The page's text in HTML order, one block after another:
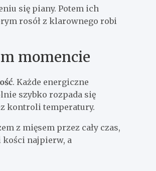
się piany. Potem ich
rosół z klarownego robi
momencie
. Każde energiczne
szybko rozpada się
kontroli temperatury.
z mięsem przez cały czas,
kości najpierw, a